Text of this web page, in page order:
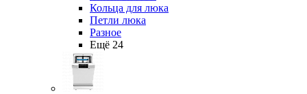
Кольца для люка
Петли люка
Разное
Ещё 24